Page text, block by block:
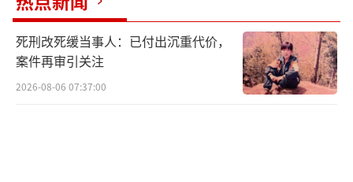
死刑改死缓当事人：已付出沉重代价，
案件再审引关注
2026-08-06 07:37:00